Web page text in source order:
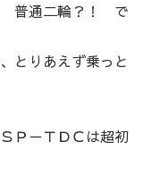
普通二輪？！ で
とりあえず乗っと
Ｐ－ＴＤＣは超初